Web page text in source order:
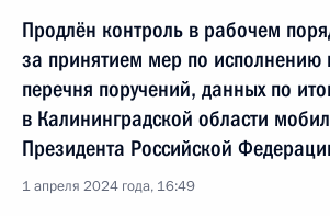
Продлён контроль в рабочем
за принятием мер по исполнению
перечня поручений, данных по
в Калининградской области
Президента Российской
1 апреля 2024 года, 16:49